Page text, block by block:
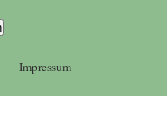
Impressum